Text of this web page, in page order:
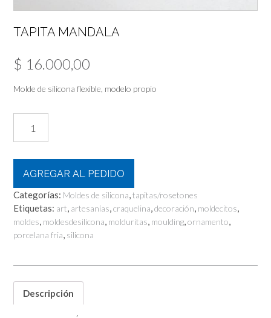
TAPITA MANDALA
$ 16.000,00
Molde de silicona flexible, modelo propio
Mandala
cantidad
AGREGAR AL PEDIDO
Categorías: Moldes de silicona,tapitas/rosetones
Etiquetas: art, artesanías,craquelina,decoración, moldecitos,
moldes, moldesdesilicona, molduritas, moulding,ornamento,
porcelana fria, silicona
Descripción